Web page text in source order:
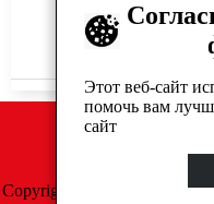
Этот веб-сайт
помочь вам
сайт
Copyright © GrosAuto 2019 -